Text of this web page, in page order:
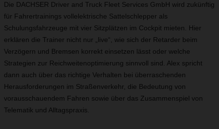
Die DACHSER Driver and Truck Fleet Services GmbH wird zukünftig
für Fahrertrainings vollelektrische Sattelschlepper als
Schulungsfahrzeuge mit vier Sitzplätzen im Cockpit mieten. Hier
erklären die Trainer nicht nur „live“, wie sich der Retarder beim
Verzögern und Bremsen korrekt einsetzen lässt oder welche
Strategien zur Reichweitenoptimierung sinnvoll sind. Alex spricht
dann auch über das richtige Verhalten bei überraschenden
Herausforderungen im Straßenverkehr, die Bedeutung von
vorausschauendem Fahren sowie über das Zusammenspiel von
Telematik und Alltagspraxis.